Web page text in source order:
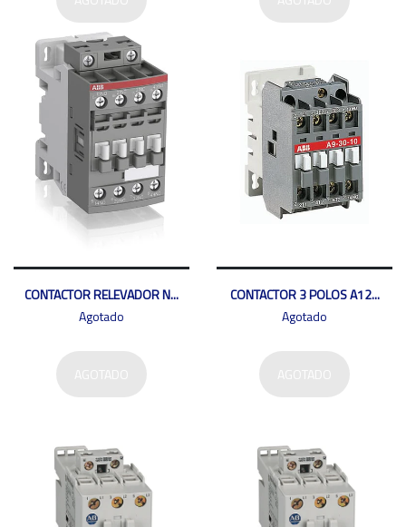
CONTACTOR RELEVADOR N...
Agotado
CONTACTOR 3 POLOS A12...
Agotado